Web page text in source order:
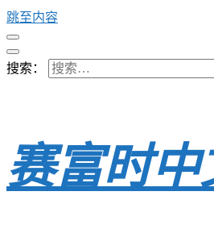
跳至内容
搜索：
赛富时中